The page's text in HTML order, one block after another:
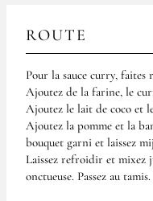
ROUTE
Pour la sauce curry, faites
Ajoutez de la farine, le
Ajoutez le lait de coco et
Ajoutez la pomme et la
bouquet garni et laissez
Laissez refroidir et mixez
onctueuse. Passez au tamis.